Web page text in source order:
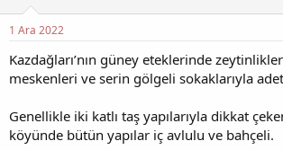
b
a
ş
a
a
n
ç
a
i
h
1 Ara 2022
Kazdağları’nın güney eteklerinde
meskenleri ve serin gölgeli sokaklarıyla
Genellikle iki katlı taş yapılarıyla dikkat
köyünde bütün yapılar iç avlulu ve bahçeli.